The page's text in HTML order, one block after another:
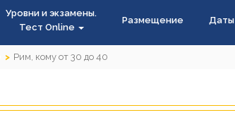
Уровни и экзамены.
Тест Online
Размещение
Рим, кому от 30 до 40